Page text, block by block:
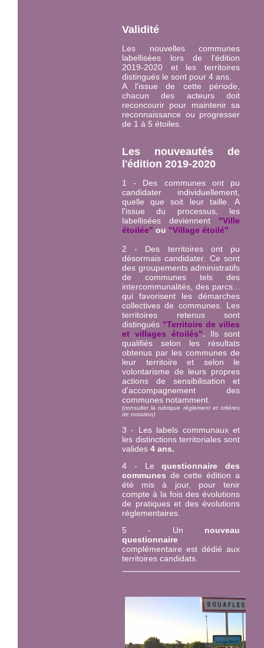
Validité
Les nouvelles communes
labellisées lors de l'édition
2019-2020 et les territoires
distingués le sont pour 4 ans.
A l'issue de cette période,
chacun des acteurs doit
reconcourir pour maintenir sa
reconnaissance ou progresser
de 1 à 5 étoiles.
Les nouveautés de
l'édition 2019-2020
1 - Des communes ont pu
candidater individuellement,
quelle que soit leur taille. A
l'issue du processus, les
labellisées deviennent "Ville
étoilée" ou "Village étoilé"
2 - Des territoires ont pu
désormais candidater. Ce sont
des groupements administratifs
de communes tels des
intercommunalités, des parcs...
qui favorisent les démarches
collectives de communes. Les
territoires retenus sont
distingués "Territoire de villes
et villages étoilés". Ils sont
qualifiés selon les résultats
obtenus par les communes de
leur territoire et selon le
volontarisme de leurs propres
actions de sensibilisation et
d'accompagnement des
communes notamment.
(consulter la rubrique règlement et critères
de notation)
3 - Les labels communaux et
les distinctions territoriales sont
valides 4 ans.
4 - Lequestionnaire des
communes de cette édition a
été mis à jour, pour tenir
compte à la fois des évolutions
de pratiques et des évolutions
réglementaires.
5 - Un nouveau
questionnaire
complémentaire est dédié aux
territoires candidats.